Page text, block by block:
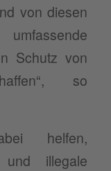
von diesen
Schutz von
so
helfen,
und illegale